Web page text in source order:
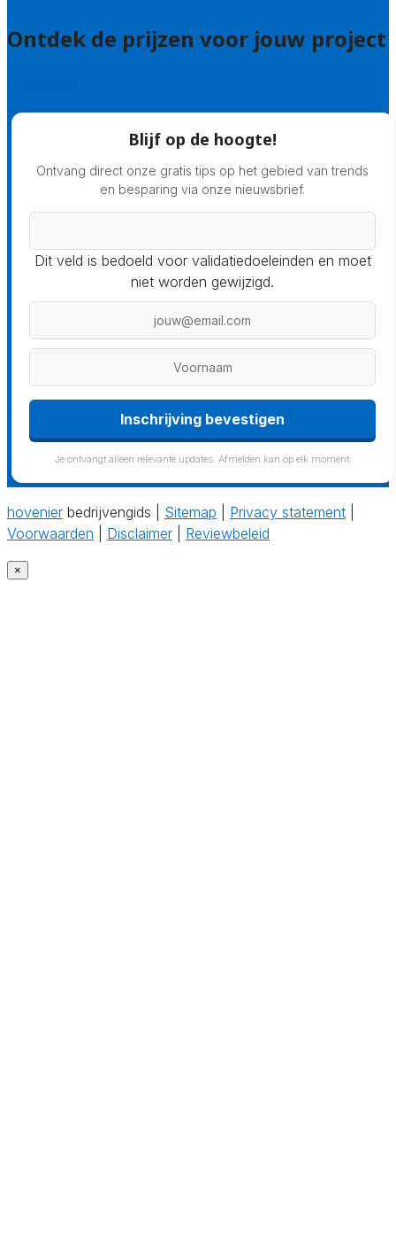
Ontdek de prijzen voor jouw project
Blijf op de hoogte!
Ontvang direct onze gratis tips op het gebied van trends
en besparing via onze nieuwsbrief.
Dit veld is bedoeld voor validatiedoeleinden en moet
niet worden gewijzigd.
Inschrijving bevestigen
Je ontvangt alleen relevante updates. Afmelden kan op elk moment.
hovenier bedrijvengids | Sitemap Privacy statement
Voorwaarden
Disclaimer Reviewbeleid
×